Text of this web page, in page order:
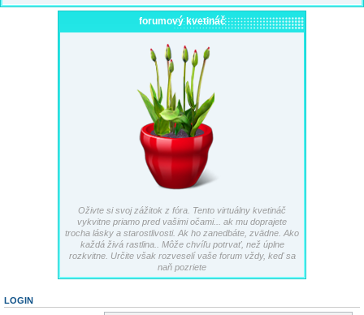
forumový kvetináč
Oživte si svoj zážitok z fóra. Tento virtuálny kvetináč
vykvitne priamo pred vašimi očami... ak mu doprajete
trocha lásky a starostlivosti. Ak ho zanedbáte, zvädne. Ako
každá živá rastlina.. Môže chvíľu potrvať, než úplne
rozkvitne. Určite však rozveselí vaše forum vždy, keď sa
naň pozriete
LOGIN